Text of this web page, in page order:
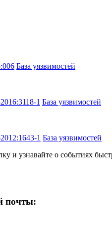
База уязвимостей
1 База уязвимостей
1 База уязвимостей
и узнавайте о событиях
почты: